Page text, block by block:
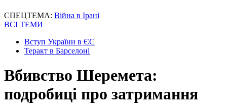
СПЕЦТЕМА: Війна в Ірані
ВСІ ТЕМИ
Вступ України в ЄС
Теракт в Барселоні
Вбивство Шеремета:
подробиці про затримання